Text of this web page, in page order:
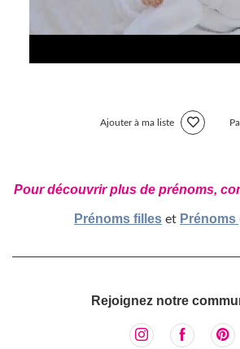
Ajouter à ma liste
Pour découvrir plus de prénoms,
Prénoms filles et
Rejoignez notre